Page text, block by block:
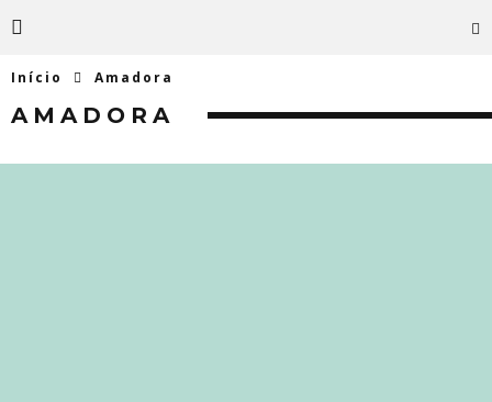
Início Amadora
AMADORA